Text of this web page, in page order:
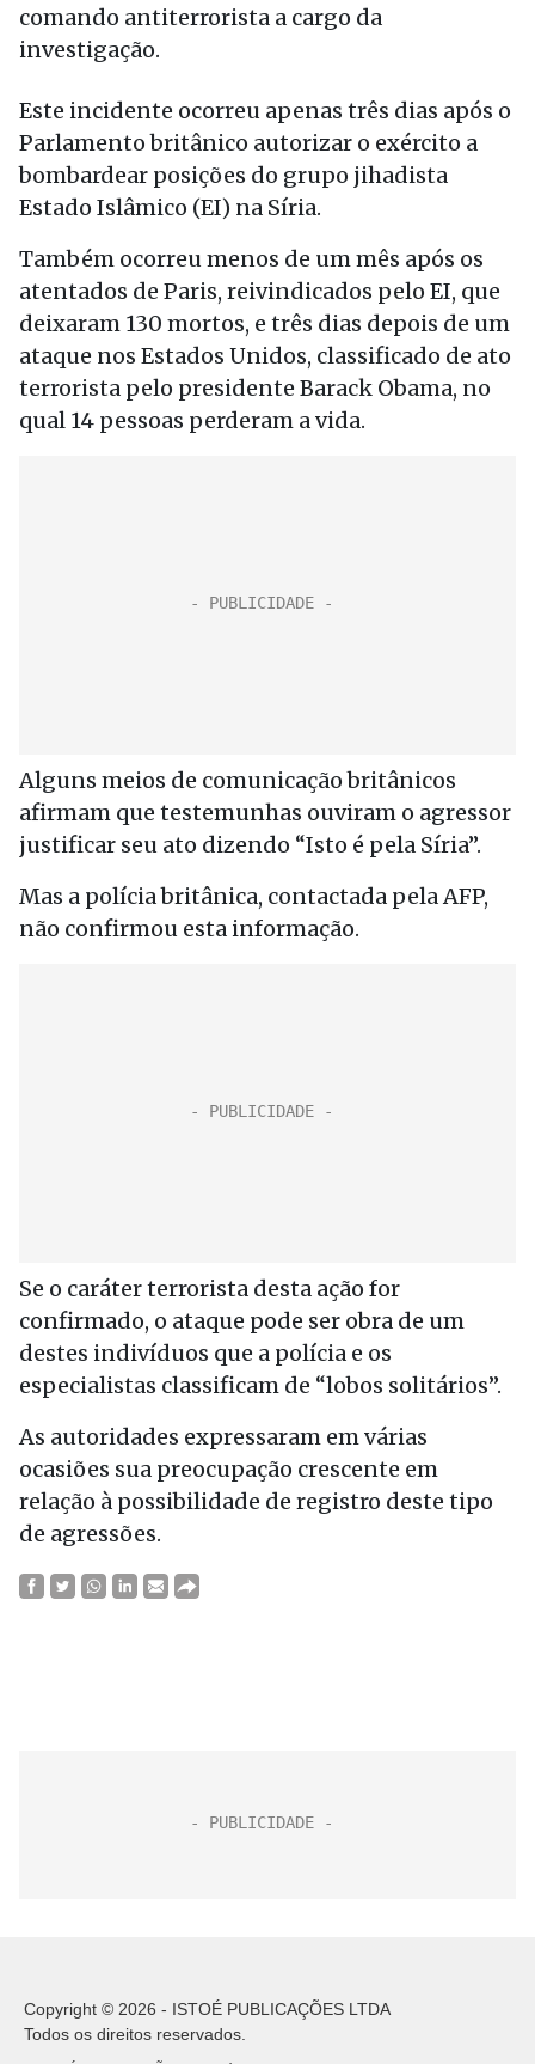
comando antiterrorista a cargo da
investigação.
Este incidente ocorreu apenas três dias após o
Parlamento britânico autorizar o exército a
bombardear posições do grupo jihadista
Estado Islâmico (EI) na Síria.
Também ocorreu menos de um mês após os
atentados de Paris, reivindicados pelo EI, que
deixaram 130 mortos, e três dias depois de um
ataque nos Estados Unidos, classificado de ato
terrorista pelo presidente Barack Obama, no
qual 14 pessoas perderam a vida.
Alguns meios de comunicação britânicos
afirmam que testemunhas ouviram o agressor
justificar seu ato dizendo “Isto é pela Síria”.
Mas a polícia britânica, contactada pela AFP,
não confirmou esta informação.
Se o caráter terrorista desta ação for
confirmado, o ataque pode ser obra de um
destes indivíduos que a polícia e os
especialistas classificam de “lobos solitários”.
As autoridades expressaram em várias
ocasiões sua preocupação crescente em
relação à possibilidade de registro deste tipo
de agressões.
Copyright © 2026 - ISTOÉ PUBLICAÇÕES LTDA
Todos os direitos reservados.